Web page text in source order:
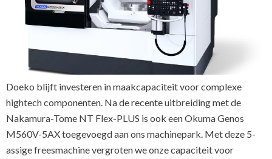
Doeko blijft investeren in maakcapaciteit voor complexe
hightech componenten. Na de recente uitbreiding met de
Nakamura-Tome NT Flex-PLUS is ook een Okuma Genos
M560V-5AX toegevoegd aan ons machinepark. Met deze 5-
assige freesmachine vergroten we onze capaciteit voor